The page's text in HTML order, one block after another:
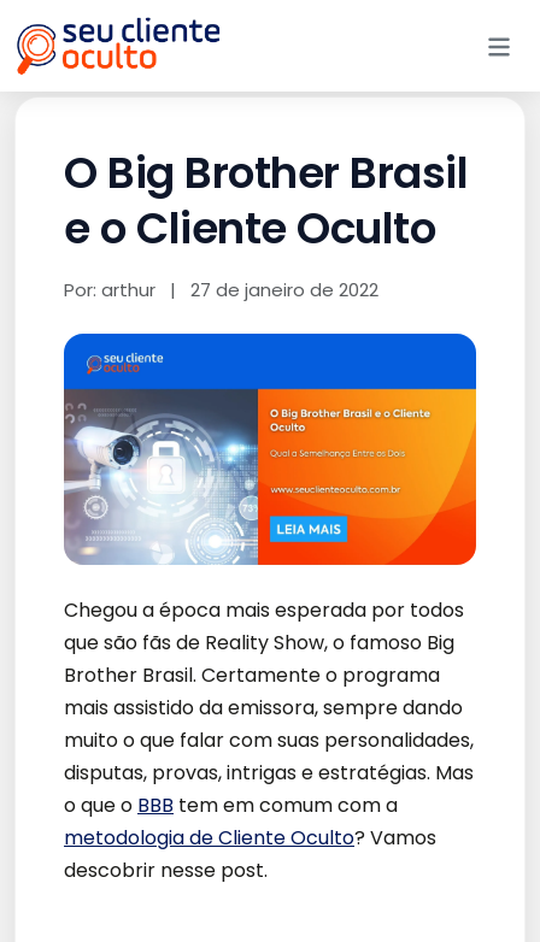
O Big Brother Brasil
e o Cliente Oculto
Por: arthur | 27 de janeiro de 2022
Chegou a época mais esperada por todos
que são fãs de Reality Show, o famoso Big
Brother Brasil. Certamente o programa
mais assistido da emissora, sempre dando
muito o que falar com suas personalidades,
disputas, provas, intrigas e estratégias. Mas
o que o BBB tem em comum com a
metodologia de Cliente Oculto? Vamos
descobrir nesse post.